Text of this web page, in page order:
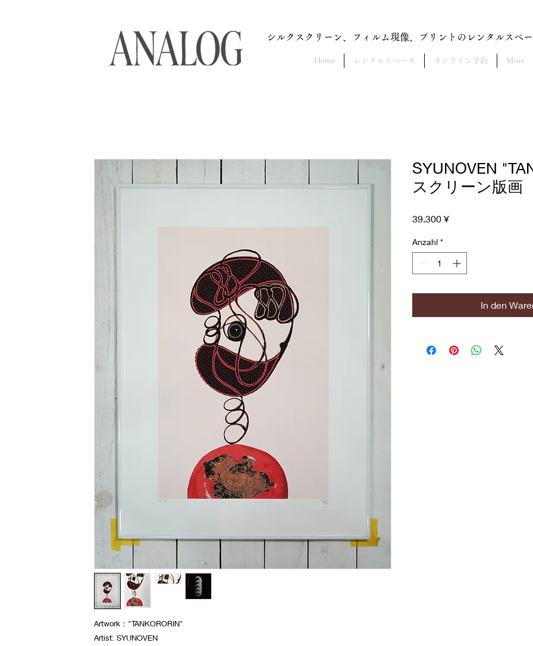
シルクスクリーン、フィルム現像、プリントのレンタルスペー
Home レンタルスペース オンライン予約 More
Artwork："TANKORORIN"
Artist: SYUNOVEN
SYUNOVEN
スクリーン版画
39.300 ¥Preis
Anzahl *
In den